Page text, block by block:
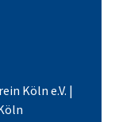
Köln e.V. |